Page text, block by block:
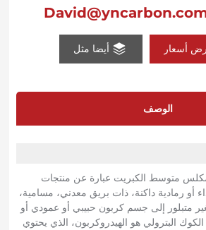
أسعار أيضا مثل
الوصف
متوسط ​​الكبريت عبارة عن منتجات
أو رمادية داكنة، ذات بريق معدني، مسامية،
متبلور إلى جسم كربون حبيبي أو عمودي أو
البترولي هو الهيدروكربون، الذي يحتوي